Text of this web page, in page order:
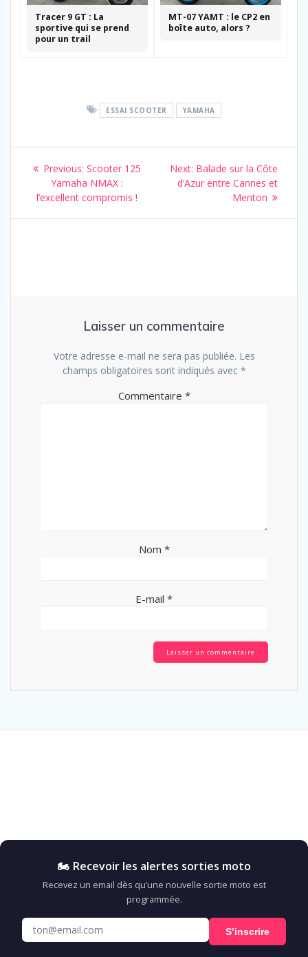
Tracer 9 GT : La
sportive qui se prend
pour un trail
MT-07 YAMT : le CP2 en
boîte auto, alors ?
ESSAI SCOOTER YAMAHA
Navigation
l’article
Previous: Previous
post:
Scooter 125
Yamaha NMAX :
l’excellent compromis !
Next: Next
post:
Balade sur la Côte
d’Azur entre Cannes et
Menton
Laisser un commentaire
Votre adresse e-mail ne sera pas publiée. Les
champs obligatoires sont indiqués avec *
Commentaire *
Nom *
E-mail *
🏍️ Recevoir les alertes sorties moto
Recevez un email dès qu’une nouvelle sortie moto est
programmée.
S’inscrire